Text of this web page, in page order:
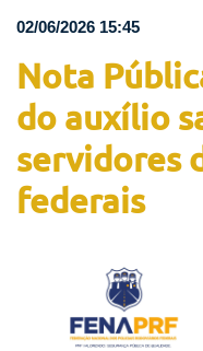
02/06/2026 15:45
Nota
do auxílio
servidores
federais